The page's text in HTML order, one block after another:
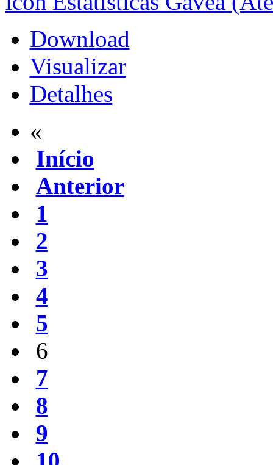
Download
Visualizar
Detalhes
«
Início
Anterior
1
2
3
4
5
6
7
8
9